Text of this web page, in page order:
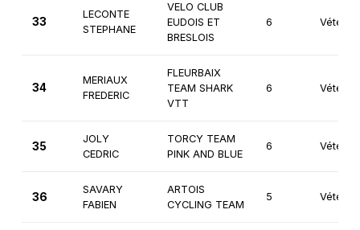
33
LECONTE
STEPHANE
VELO CLUB
EUDOIS ET
BRESLOIS
6
34
MERIAUX
FREDERIC
FLEURBAIX
TEAM SHARK
VTT
6
35
JOLY
CEDRIC
TORCY TEAM
PINK AND BLUE
6
36
SAVARY
FABIEN
ARTOIS
CYCLING TEAM
5